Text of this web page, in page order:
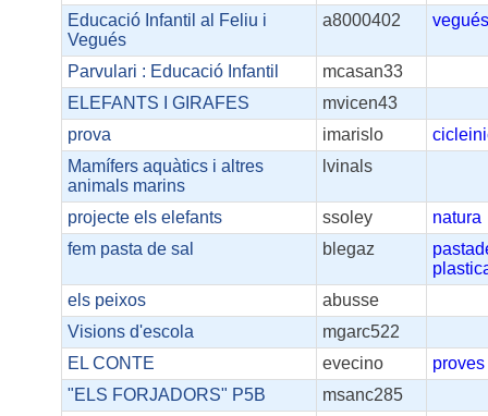
Educació Infantil al Feliu i
Vegués
a8000402
Parvulari : Educació Infantil
mcasan33
ELEFANTS I GIRAFES
mvicen43
prova
imarislo
Mamífers aquàtics i altres
animals marins
lvinals
projecte els elefants ssoley
natura
fem pasta de sal
blegaz
els peixos
abusse
Visions d'escola
mgarc522
EL CONTE
evecino
proves
"ELS FORJADORS" P5B
msanc285